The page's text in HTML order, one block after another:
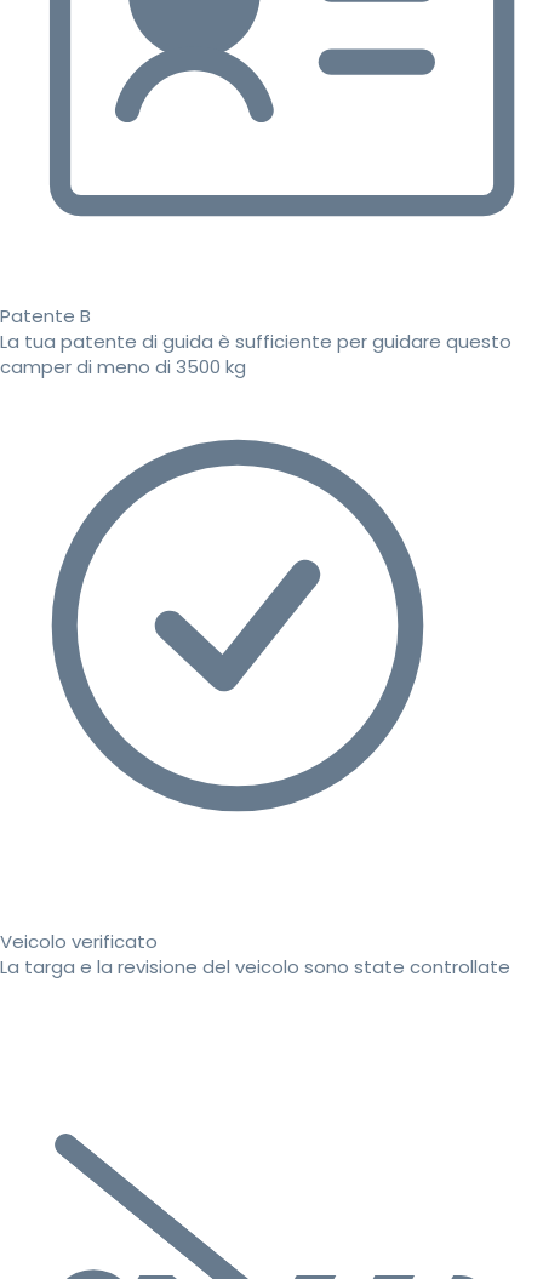
Patente B
La tua patente di guida è sufficiente per guidare questo
camper di meno di 3500 kg
Veicolo verificato
La targa e la revisione del veicolo sono state controllate